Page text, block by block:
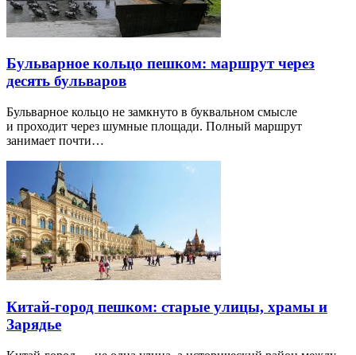
Бульварное кольцо пешком: маршрут через
десять бульваров
Бульварное кольцо не замкнуто в буквальном смысле
и проходит через шумные площади. Полный маршрут
занимает почти…
Китай-город пешком: старые улицы, храмы и
Зарядье